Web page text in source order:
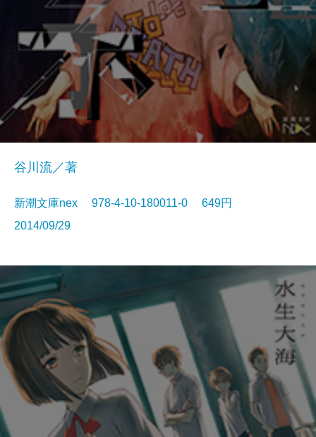
谷川流／著
新潮文庫nex 978-4-10-180011-0 649円
2014/09/29